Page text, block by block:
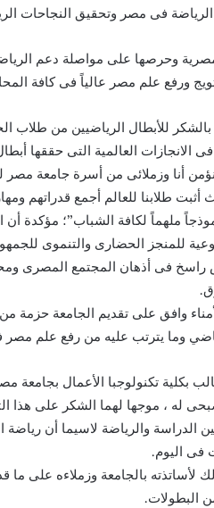
الرياضة فى مصر وتحقيق النجاحات
وحرصها على مواصلة دعم
ورفع علم مصر عالياً فى كافة
للأبطال الرياضيين من طلاب
الانجازات العالمية التى حققها
أنا وزملائى من أسرة جامعة مصر
أثبت طلابنا للعالم أجمع قدراتهم
نموذجاً ملهماً لكافة الشباب”؛ مؤكدة
للمنجز الحضارى والتنموى
راسخ فى أذهان المجتمع المصرى
وافق على تقديم الجامعة حزمة من
وما يترتب عليه من رفع علم مصر
بكلية تكنولوجبا الأعمال بجامعة
له ، موجها لهما الشكر على هذا
الدراسة والرياضة لاسيما أن
لأساتذته بالجامعة وزملاءه على
البطولات.